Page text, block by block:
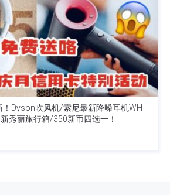
！Dyson吹风机/索尼最新降噪耳机WH-
秀丽旅行箱/350新币四选一！